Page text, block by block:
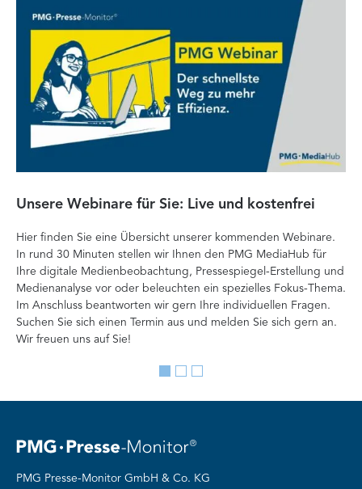
Unsere Webinare für Sie: Live und kostenfrei
Hier finden Sie eine Übersicht unserer kommenden Webinare.
In rund 30 Minuten stellen wir Ihnen den PMG MediaHub für
Ihre digitale Medienbeobachtung, Pressespiegel-Erstellung und
Medienanalyse vor oder beleuchten ein spezielles Fokus-Thema.
Im Anschluss beantworten wir gern Ihre individuellen Fragen.
Suchen Sie sich einen Termin aus und melden Sie sich gern an.
Wir freuen uns auf Sie!
Go
slide
Go
slide
Go
slide
PMG Presse-Monitor GmbH & Co. KG